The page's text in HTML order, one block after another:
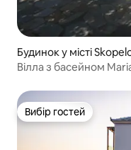
Будинок у місті
Вілла з басейном
Вибір гостей
Вибір гостей